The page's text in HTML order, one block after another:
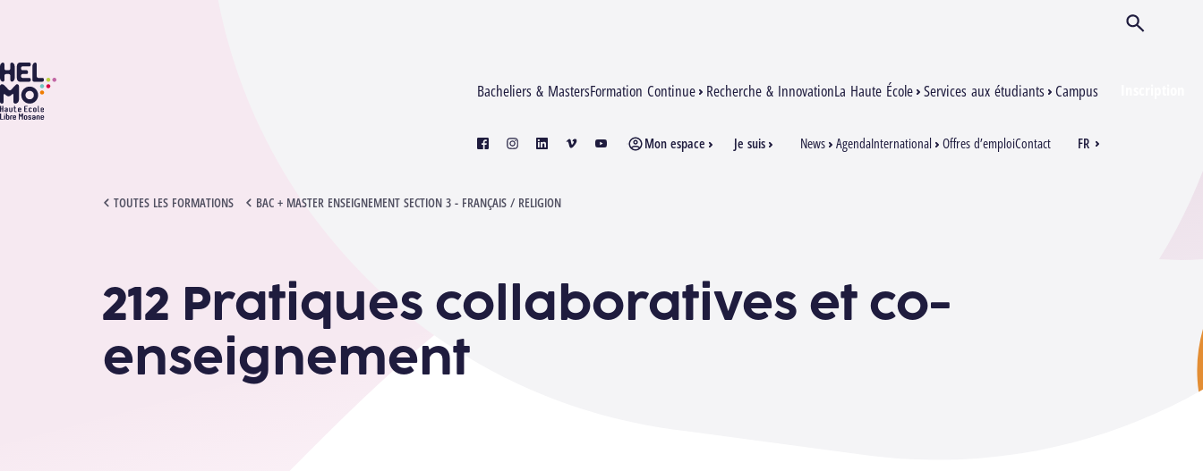
HELMo
Bacheliers & MastersFormation Continue Recherche & InnovationLa Haute École Services aux étudiants Campus
Mon espace Je suis News AgendaInternational Offres d’emploiContact
facebookinstagramlinkedinvimeo youtube
FR
Ouvrir/
TOUTES LES FORMATIONS BAC + MASTER ENSEIGNEMENT SECTION 3 - FRANÇAIS / RELIGION
212 PRATIQUES COLLABORATIVES ET CO-ENSEIGNEMENT
212 Pratiques collaboratives et co-
enseignement